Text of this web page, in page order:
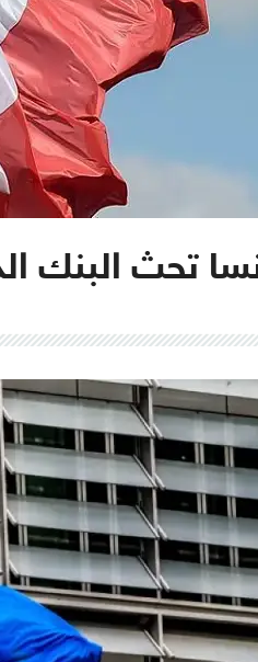
تحث البنك